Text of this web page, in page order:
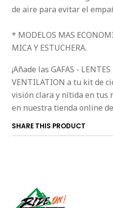
de aire para evitar el
* MODELOS MAS
MICA Y ESTUCHERA.
¡Añade las GAFAS -
VENTILATION a tu kit de
visión clara y nítida en tus
en nuestra tienda online
SHARE THIS PRODUCT